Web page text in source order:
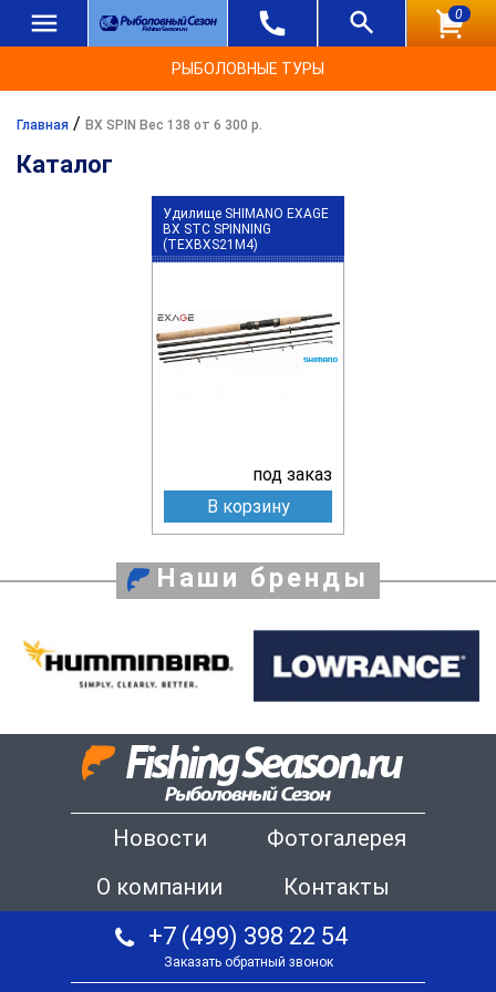
0
РЫБОЛОВНЫЕ ТУРЫ
Главная / BX SPIN Вес 138 от 6 300 р.
Каталог
Удилище SHIMANO EXAGE
BX STC SPINNING
(TEXBXS21M4)
под заказ
В корзину
Наши бренды
Новости
Фотогалерея
О компании
Контакты
+7 (499) 398 22 54
Заказать обратный звонок